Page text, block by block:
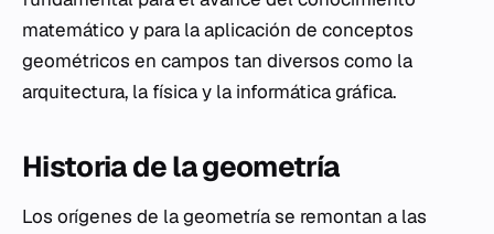
matemático y para la aplicación de conceptos
geométricos en campos tan diversos como la
arquitectura, la física y la informática gráfica.
Historia de la geometría
Los orígenes de la geometría se remontan a las